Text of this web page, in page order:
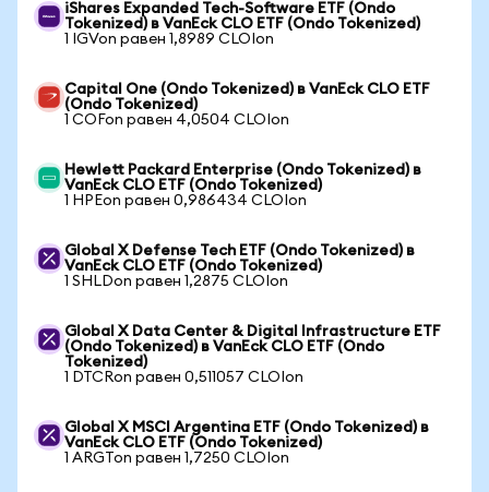
iShares Expanded Tech-Software ETF (Ondo
Tokenized) в VanEck CLO ETF (Ondo Tokenized)
1 IGVon равен 1,8989 CLOIon
Capital One (Ondo Tokenized) в VanEck CLO ETF
(Ondo Tokenized)
1 COFon равен 4,0504 CLOIon
Hewlett Packard Enterprise (Ondo Tokenized) в
VanEck CLO ETF (Ondo Tokenized)
1 HPEon равен 0,986434 CLOIon
Global X Defense Tech ETF (Ondo Tokenized) в
VanEck CLO ETF (Ondo Tokenized)
1 SHLDon равен 1,2875 CLOIon
Global X Data Center & Digital Infrastructure ETF
(Ondo Tokenized) в VanEck CLO ETF (Ondo
Tokenized)
1 DTCRon равен 0,511057 CLOIon
Global X MSCI Argentina ETF (Ondo Tokenized) в
VanEck CLO ETF (Ondo Tokenized)
1 ARGTon равен 1,7250 CLOIon